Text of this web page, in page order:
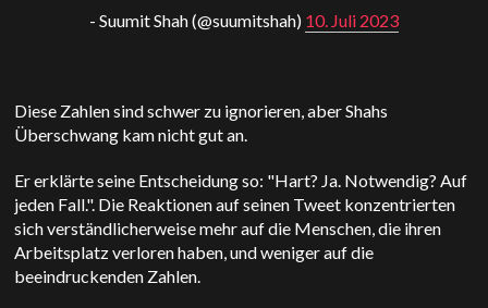
- Suumit Shah (@suumitshah) 10. Juli 2023
Diese Zahlen sind schwer zu ignorieren, aber Shahs
Überschwang kam nicht gut an.
Er erklärte seine Entscheidung so: "Hart? Ja. Notwendig? Auf
jeden Fall.". Die Reaktionen auf seinen Tweet konzentrierten
sich verständlicherweise mehr auf die Menschen, die ihren
Arbeitsplatz verloren haben, und weniger auf die
beeindruckenden Zahlen.